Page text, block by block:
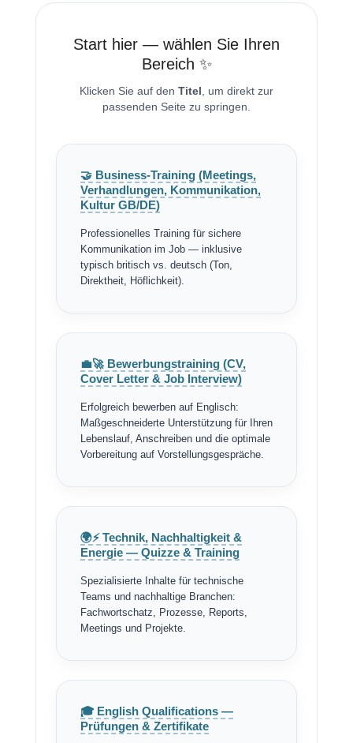
Start hier — wählen Sie Ihren
Bereich ✨
Klicken Sie auf den Titel
, um direkt zur
passenden Seite zu springen.
🤝 Business-Training (Meetings,
Verhandlungen, Kommunikation,
Kultur GB/DE)
Professionelles Training für sichere
Kommunikation im Job — inklusive
typisch britisch vs. deutsch (Ton,
Direktheit, Höflichkeit).
💼🚀 Bewerbungstraining (CV,
Cover Letter & Job Interview)
Erfolgreich bewerben auf Englisch:
Maßgeschneiderte Unterstützung für Ihren
Lebenslauf, Anschreiben und die optimale
Vorbereitung auf Vorstellungsgespräche.
🌍⚡ Technik, Nachhaltigkeit &
Energie — Quizze & Training
Spezialisierte Inhalte für technische
Teams und nachhaltige Branchen:
Fachwortschatz, Prozesse, Reports,
Meetings und Projekte.
🎓 English Qualifications —
Prüfungen & Zertifikate